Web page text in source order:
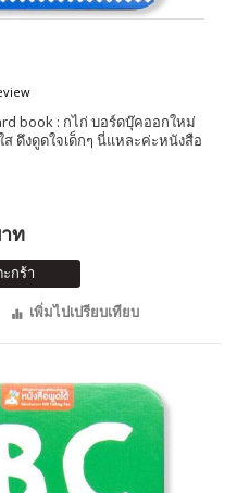
book : กไก่ บอร์ดบุ๊คออกใหม่
ดึงดูดใจเด็กๆ นี่แหละค่ะหนังสือ
ท
กร้า
เพิ่มไปเปรียบเทียบ